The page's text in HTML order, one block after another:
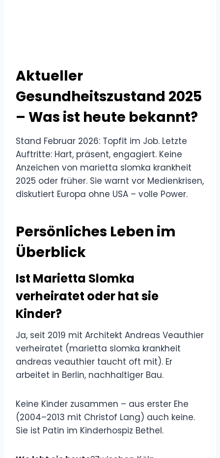
Aktueller
Gesundheitszustand 2025
– Was ist heute bekannt?
Stand Februar 2026: Topfit im Job. Letzte
Auftritte: Hart, präsent, engagiert. Keine
Anzeichen von marietta slomka krankheit
2025 oder früher. Sie warnt vor Medienkrisen,
diskutiert Europa ohne USA – volle Power.
Persönliches Leben im
Überblick
Ist Marietta Slomka
verheiratet oder hat sie
Kinder?
Ja, seit 2019 mit Architekt Andreas Veauthier
verheiratet (marietta slomka krankheit
andreas veauthier taucht oft mit). Er
arbeitet in Berlin, nachhaltiger Bau.
Keine Kinder zusammen – aus erster Ehe
(2004–2013 mit Christof Lang) auch keine.
Sie ist Patin im Kinderhospiz Bethel.